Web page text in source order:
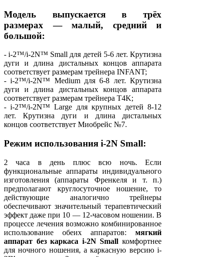
Модель выпускается в трёх
размерах — малый, средний и
большой:
- i-2™/i-2N™ Small для детей 5-6 лет. Крутизна
дуги и длина дистальных концов аппарата
соответствует размерам трейнера INFANT;
- i-2™/i-2N™ Medium для 6-8 лет. Крутизна
дуги и длина дистальных концов аппарата
соответствует размерам трейнера T4K;
- i-2™/i-2N™ Large для крупных детей 8-12
лет. Крутизна дуги и длина дистальных
концов соответствует Миобрейс №7.
Режим использования i-2N Small:
2 часа в день плюс всю ночь. Если
функциональные аппараты индивидуального
изготовления (аппараты Френкеля и т. п.)
предполагают круглосуточное ношение, то
действующие аналогично трейнеры
обеспечивают значительный терапевтический
эффект даже при 10 — 12-часовом ношении. В
процессе лечения возможно комбинированное
использование обеих аппаратов: мягкий
аппарат без каркаса i-2N Small комфортнее
для ночного ношения, а каркасную версию i-